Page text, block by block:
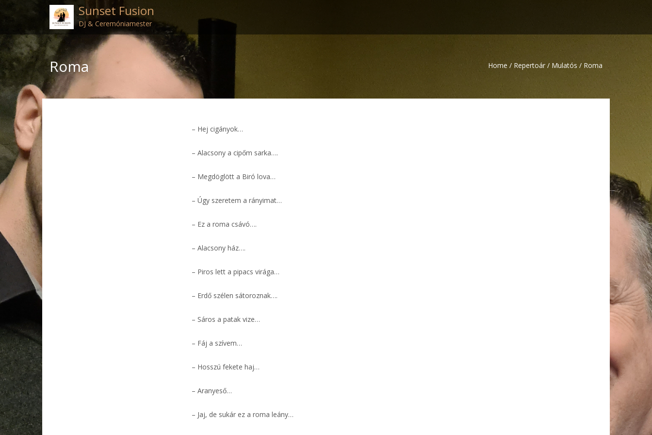
Sunset Fusion
DJ & Ceremóniamester
Roma Home / Repertoár / Mulatós / Roma
– Hej cigányok…
– Alacsony a cipőm sarka….
– Megdöglött a Biró lova…
– Úgy szeretem a rányimat…
– Ez a roma csávó….
– Alacsony ház….
– Piros lett a pipacs virága…
– Erdő szélen sátoroznak….
– Sáros a patak vize…
– Fáj a szívem…
– Hosszú fekete haj…
– Aranyeső…
– Jaj, de sukár ez a roma leány…